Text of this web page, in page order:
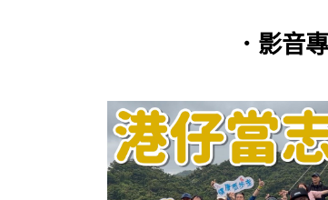
．影音
第20期(全
文閱覽)